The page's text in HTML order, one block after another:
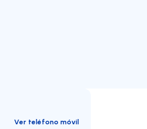
Ver teléfono móvil